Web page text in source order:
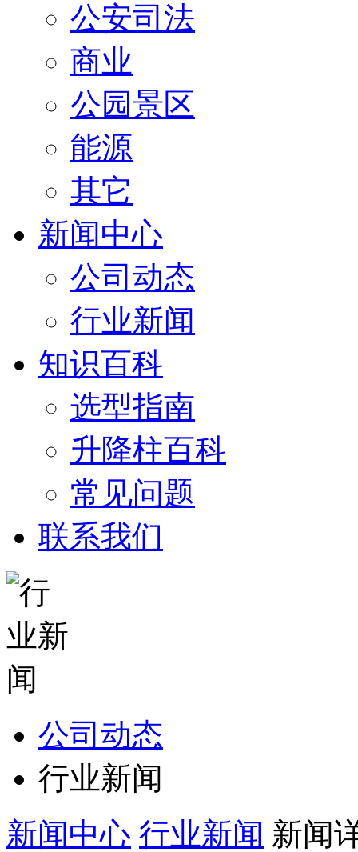
公安司法
商业
公园景区
能源
其它
新闻中心
公司动态
行业新闻
知识百科
选型指南
升降柱百科
常见问题
联系我们
公司动态
行业新闻
新闻中心 行业新闻 新闻